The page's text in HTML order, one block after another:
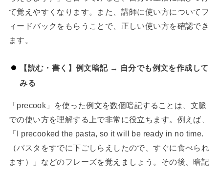
て覚えやすくなります。また、講師に使い方についてフ
ィードバックをもらうことで、正しい使い方を確認でき
ます。
【読む・書く】例文暗記 → 自分でも例文を作成して
みる
「precook」を使った例文を数個暗記することは、文脈
での使い方を理解する上で非常に役立ちます。例えば、
「I precooked the pasta, so it will be ready in no time.
（パスタをすでに下ごしらえしたので、すぐに食べられ
ます）」などのフレーズを覚えましょう。その後、暗記